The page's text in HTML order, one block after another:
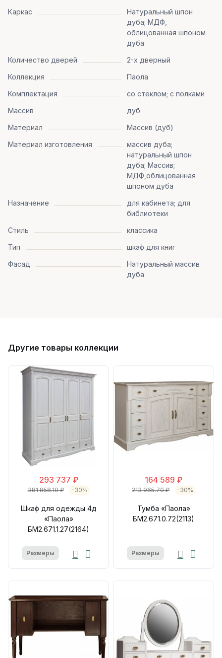
Каркас
Натуральный шпон
дуба; МДФ,
облицованная шпоном
дуба
Количество дверей
2-х дверный
Коллекция
Паола
Комплектация
со стеклом; с полками
Массив
дуб
Материал
Массив (дуб)
Материал изготовления
массив дуба;
натуральный шпон
дуба; Массив;
МДФ,облицованная
шпоном дуба
Назначение
для кабинета; для
библиотеки
Стиль
классика
Тип
шкаф для книг
Фасад
Натуральный массив
дуба
Другие товары коллекции
293 737 ₽
381 858.10 ₽ -30%
Шкаф для одежды 4д
«Паола»
БМ2.671.1.27(2164)
Размеры
164 589 ₽
213 965.70 ₽ -30%
Тумба «Паола»
БМ2.671.0.72(2113)
Размеры